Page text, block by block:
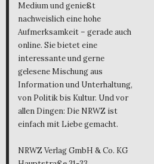
Medium und genießt
nachweislich eine hohe
Aufmerksamkeit – gerade auch
online. Sie bietet eine
interessante und gerne
gelesene Mischung aus
Information und Unterhaltung,
von Politik bis Kultur. Und vor
allen Dingen: Die NRWZ ist
einfach mit Liebe gemacht.
NRWZ Verlag GmbH & Co. KG